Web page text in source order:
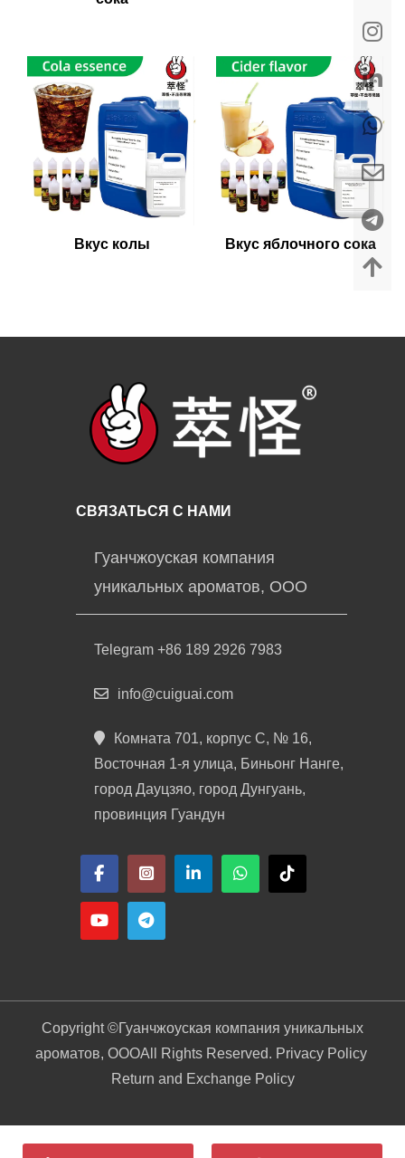
Вкус колы Вкус яблочного сока
СВЯЗАТЬСЯ С НАМИ
Гуанчжоуская компания
уникальных ароматов, ООО
Telegram +86 189 2926 7983
info@cuiguai.com
Комната 701, корпус C, № 16,
Восточная 1-я улица, Биньонг Нанге,
город Дауцзяо, город Дунгуань,
провинция Гуандун
Copyright ©Гуанчжоуская компания уникальных
ароматов, ОООAll Rights Reserved. Privacy Policy
Return and Exchange Policy